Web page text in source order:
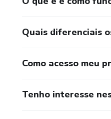
Quais diferenciais
Como acesso meu
Tenho interesse